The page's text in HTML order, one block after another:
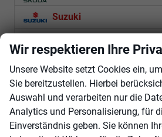
Suzuki
Volvo
Rückruf
Wir respektieren Ihre
Unsere Website setzt Cookies ein,
Sie bereitzustellen. Hierbei
Auswahl und verarbeiten nur die
Analytics und Personalisierung, für
Einverständnis geben. Sie können